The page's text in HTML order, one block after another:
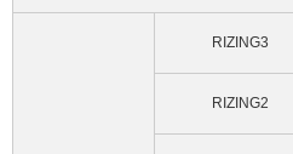
RIZING3
RIZING2